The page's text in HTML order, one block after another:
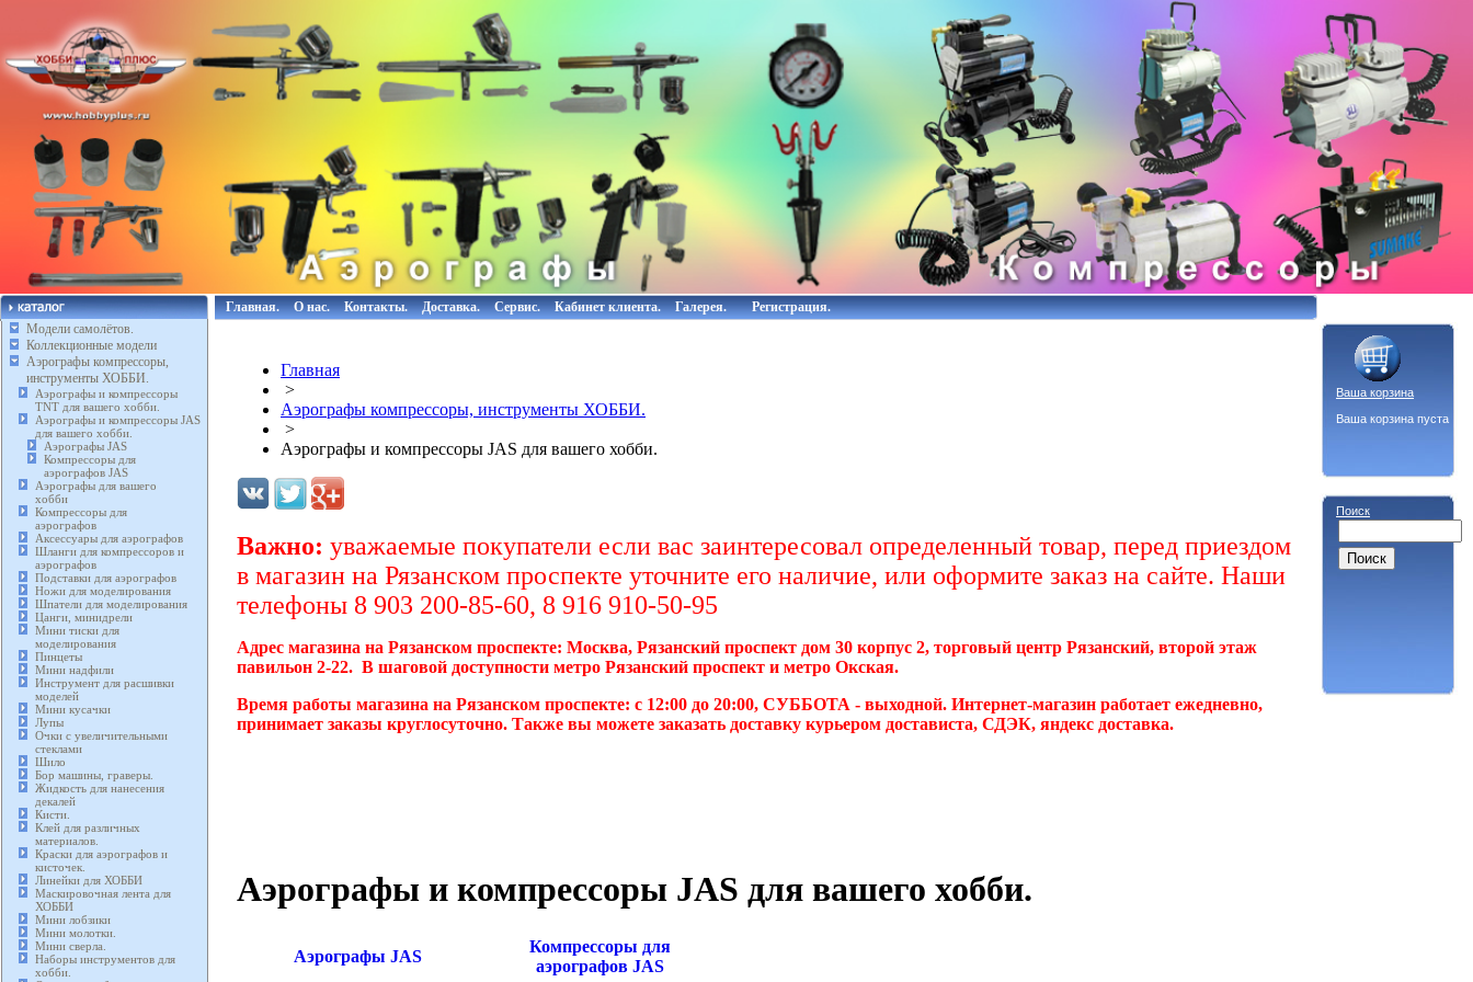
Модели самолётов.
Коллекционные модели
Аэрографы компрессоры,
инструменты ХОББИ.
Аэрографы и компрессоры
TNT для вашего хобби.
Аэрографы и компрессоры JAS
для вашего хобби.
Аэрографы JAS
Компрессоры для
аэрографов JAS
Аэрографы для вашего
хобби
Компрессоры для
аэрографов
Аксессуары для аэрографов
Шланги для компрессоров и
аэрографов
Подставки для аэрографов
Ножи для моделирования
Шпатели для моделирования
Цанги, минидрели
Мини тиски для
моделирования
Пинцеты
Мини надфили
Инструмент для расшивки
моделей
Мини кусачки
Лупы
Очки с увеличительными
стеклами
Шило
Бор машины, граверы.
Жидкость для нанесения
декалей
Кисти.
Клей для различных
материалов.
Краски для аэрографов и
кисточек.
Линейки для ХОББИ
Маскировочная лента для
ХОББИ
Мини лобзики
Мини молотки.
Мини сверла.
Наборы инструментов для
хобби.
Главная. О нас. Контакты. Доставка. Сервис. Кабинет клиента. Галерея. Регистрация.
Главная
>
Аэрографы компрессоры, инструменты ХОББИ.
>
Аэрографы и компрессоры JAS для вашего хобби.
Важно: уважаемые покупатели если вас заинтересовал определенный товар, перед приездом
в магазин на Рязанском проспекте уточните его наличие, или оформите заказ на сайте. Наши
телефоны 8 903 200-85-60, 8 916 910-50-95
Адрес магазина на Рязанском проспекте: Москва, Рязанский проспект дом 30 корпус 2, торговый центр Рязанский, второй этаж
павильон 2-22. В шаговой доступности метро Рязанский проспект и метро Окская.
Время работы магазина на Рязанском проспекте: с 12:00 до 20:00, СУББОТА - выходной. Интернет-магазин работает ежедневно,
принимает заказы круглосуточно. Также вы можете заказать доставку курьером достависта, СДЭК, яндекс доставка.
Аэрографы и компрессоры JAS для вашего хобби.
Аэрографы JAS
Компрессоры для
аэрографов JAS
Ваша корзина
Ваша корзина пуста
Поиск